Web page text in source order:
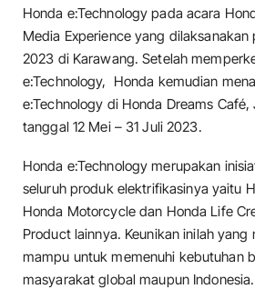
Honda e:Technology pada acara
Media Experience yang
2023 di Karawang. Setelah
e:Technology, Honda kemudian
e:Technology di Honda Dreams
tanggal 12 Mei – 31 Juli 2023.
Honda e:Technology merupakan
seluruh produk elektrifikasinya yaitu
Honda Motorcycle dan Honda Life
Product lainnya. Keunikan inilah
mampu untuk memenuhi kebutuhan
masyarakat global maupun Indonesia.